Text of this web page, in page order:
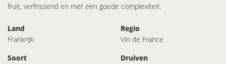
fruit, verfrissend en met een goede complexiteit.
Land
Frankrijk
Regio
Vin de France
Soort
Druiven